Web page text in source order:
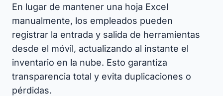
En lugar de mantener una hoja Excel
manualmente, los empleados pueden
registrar la entrada y salida de herramientas
desde el móvil, actualizando al instante el
inventario en la nube. Esto garantiza
transparencia total y evita duplicaciones o
pérdidas.